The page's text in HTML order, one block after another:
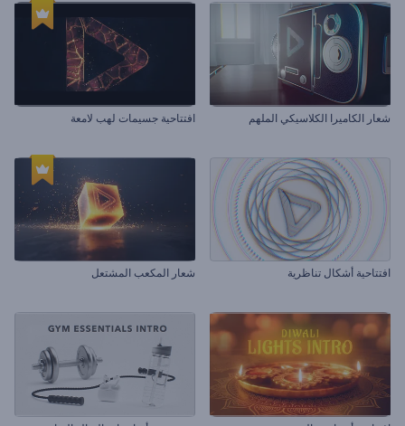
شعار الكاميرا الكلاسيكي الملهم افتتاحية جسيمات لهب لامعة
افتتاحية أشكال تناظرية شعار المكعب المشتعل